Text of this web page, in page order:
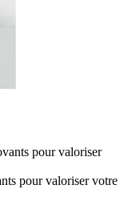
pour valoriser votre